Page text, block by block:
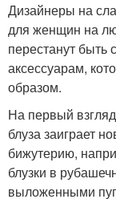
Дизайнеры на
для женщин на
перестанут быть
аксессуарам,
образом.
На первый
блуза заиграет
бижутерию,
блузки в
выложенными